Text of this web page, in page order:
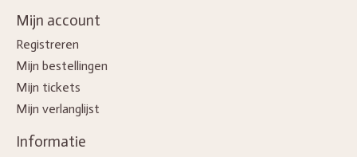
Mijn account
Registreren
Mijn bestellingen
Mijn tickets
Mijn verlanglijst
Informatie